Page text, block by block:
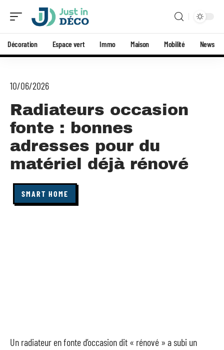
Décoration Espace vert Immo Maison Mobilité News
10/06/2026
Radiateurs occasion
fonte : bonnes
adresses pour du
matériel déjà rénové
SMART HOME
Un radiateur en fonte d’occasion dit « rénové » a subi un